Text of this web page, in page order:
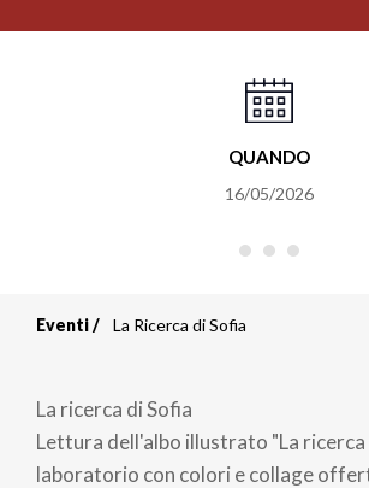
QUANDO
16/05/2026
di
pane
Eventi La Ricerca di Sofia
La ricerca di Sofia
Lettura dell'albo illustrato "La ricerca
laboratorio con colori e collage